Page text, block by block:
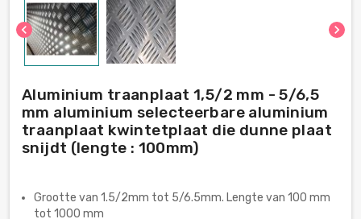
chevron_left chevron_right
Aluminium traanplaat 1,5/2 mm - 5/6,5
mm aluminium selecteerbare aluminium
traanplaat kwintetplaat die dunne plaat
snijdt (lengte : 100mm)
Grootte van 1.5/2mm tot 5/6.5mm. Lengte van 100 mm
tot 1000 mm